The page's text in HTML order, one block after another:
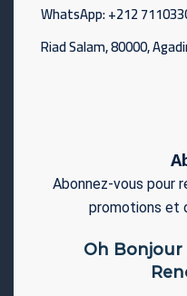
WhatsApp: +212
Riad Salam, 80000,
Abonnez-vous pour
promotions et
Oh Bonjour